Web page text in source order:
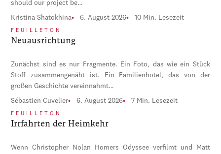
should our project be…
Kristina Shatokhina 6. August 2026 10 Min. Lesezeit
FEUILLETON
Neuausrichtung
Zunächst sind es nur Fragmente. Ein Foto, das wie ein Stück
Stoff zusammengenäht ist. Ein Familienhotel, das von der
großen Geschichte vereinnahmt…
Sébastien Cuvelier 6. August 2026 7 Min. Lesezeit
FEUILLETON
Irrfahrten der Heimkehr
Wenn Christopher Nolan Homers Odyssee verfilmt und Matt